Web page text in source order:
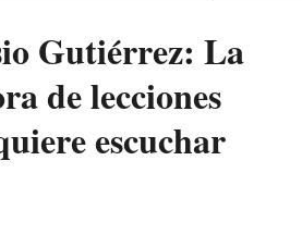
Gutiérrez: La
de lecciones
escuchar